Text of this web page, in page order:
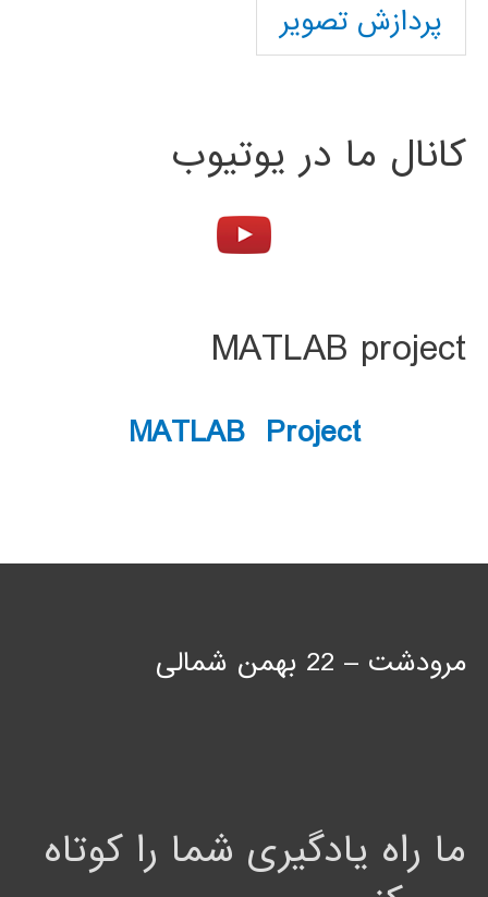
پردازش تصویر
کانال ما در یوتیوب
MATLAB project
MATLAB Project
مرودشت – 22 بهمن شمالی
ما راه یادگیری شما را کوتاه